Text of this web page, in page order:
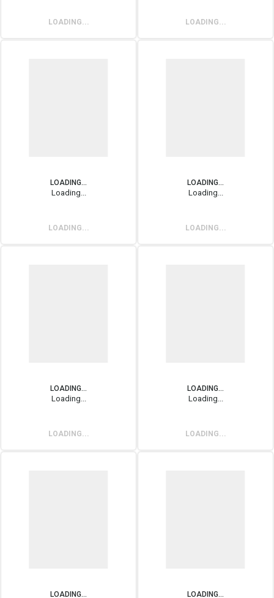
LOADING... LOADING...
LOADING...
Loading...
LOADING...
LOADING...
Loading...
LOADING...
LOADING...
Loading...
LOADING...
LOADING...
Loading...
LOADING...
LOADING... LOADING...